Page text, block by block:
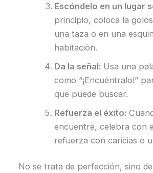
Escóndelo en un lugar
principio, coloca la
una taza o en una
habitación.
Da la señal: Usa una
como “¡Encuéntralo!”
que puede buscar.
Refuerza el éxito:
encuentre, celebra con
refuerza con caricias o
No se trata de perfección, sino